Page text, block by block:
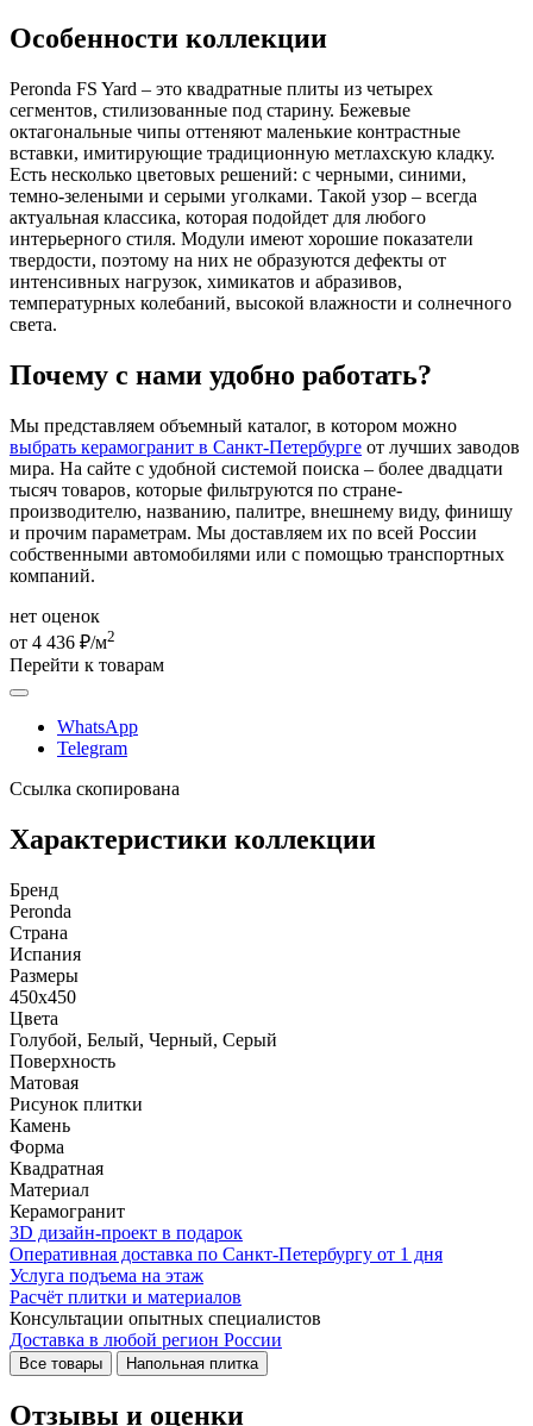
Особенности коллекции
Peronda FS Yard – это квадратные плиты из четырех
сегментов, стилизованные под старину. Бежевые
октагональные чипы оттеняют маленькие контрастные
вставки, имитирующие традиционную метлахскую кладку.
Есть несколько цветовых решений: с черными, синими,
темно-зелеными и серыми уголками. Такой узор – всегда
актуальная классика, которая подойдет для любого
интерьерного стиля. Модули имеют хорошие показатели
твердости, поэтому на них не образуются дефекты от
интенсивных нагрузок, химикатов и абразивов,
температурных колебаний, высокой влажности и солнечного
света.
Почему с нами удобно работать?
Мы представляем объемный каталог, в котором можно
выбрать керамогранит в Санкт-Петербурге от лучших заводов
мира. На сайте с удобной системой поиска – более двадцати
тысяч товаров, которые фильтруются по стране-
производителю, названию, палитре, внешнему виду, финишу
и прочим параметрам. Мы доставляем их по всей России
собственными автомобилями или с помощью транспортных
компаний.
нет оценок
от 4 436 ₽/м2
Перейти к товарам
WhatsApp
Telegram
Ссылка скопирована
Характеристики коллекции
Бренд
Peronda
Страна
Испания
Размеры
450x450
Цвета
Голубой, Белый, Черный, Серый
Поверхность
Матовая
Рисунок плитки
Камень
Форма
Квадратная
Материал
Керамогранит
3D дизайн-проект в подарок
Оперативная доставка по Санкт-Петербургу от 1 дня
Услуга подъема на этаж
Расчёт плитки и материалов
Консультации опытных специалистов
Доставка в любой регион России
Все товары Напольная плитка
Отзывы и оценки